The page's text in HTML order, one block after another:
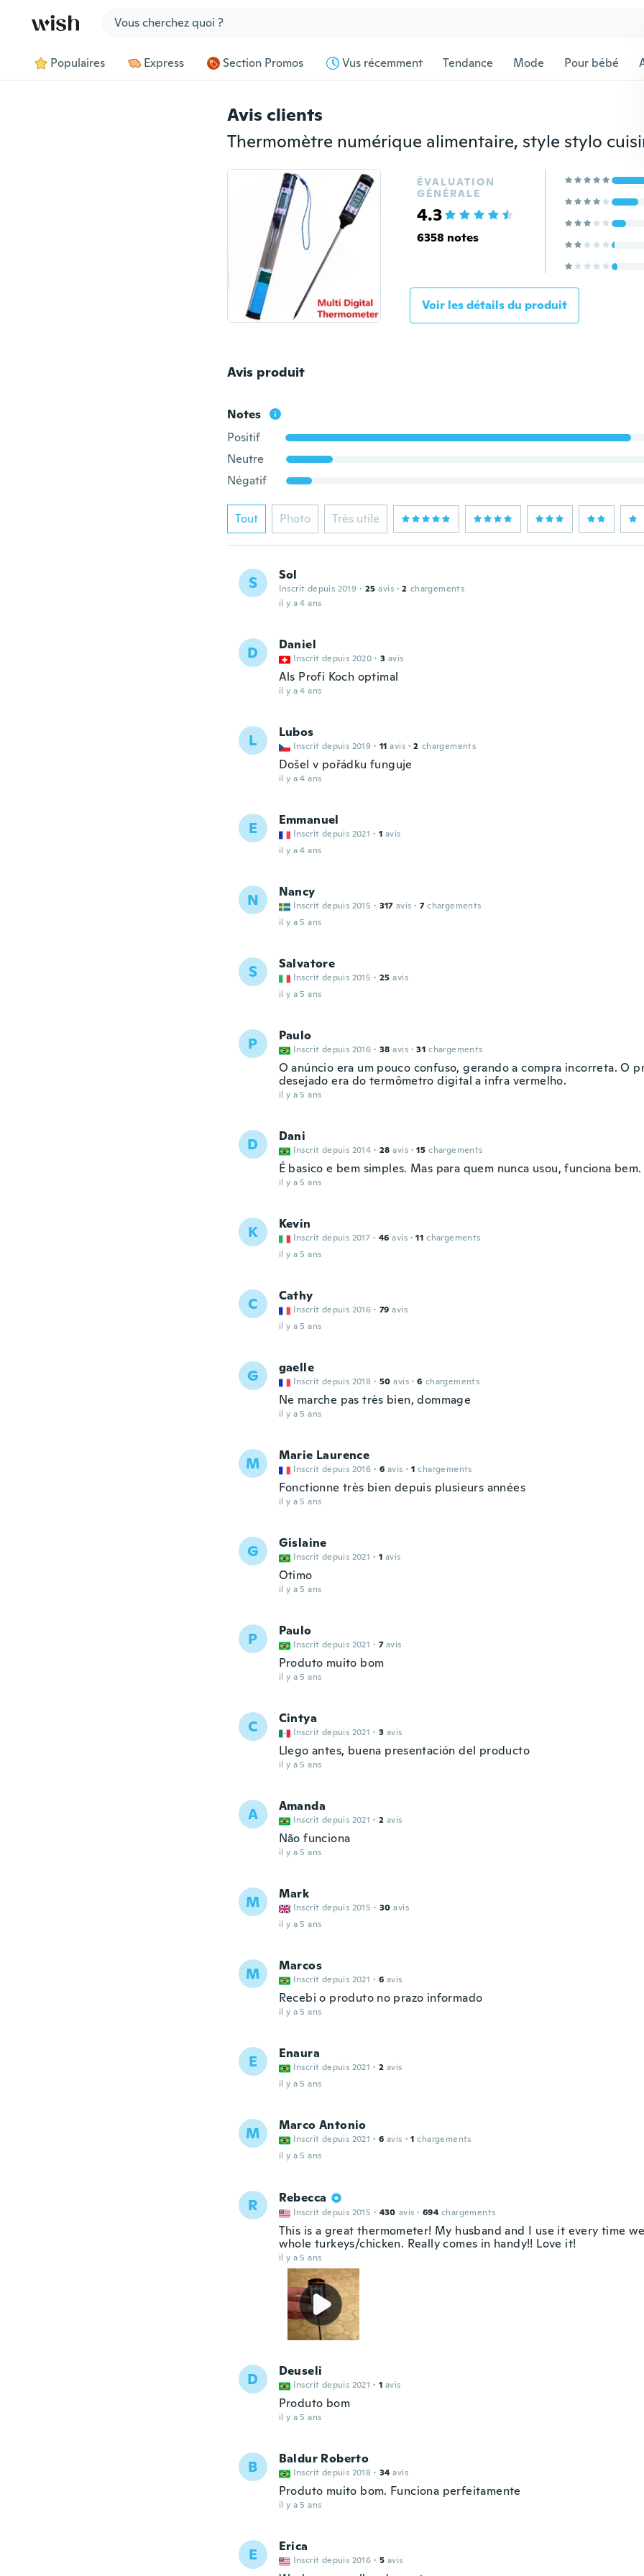
Populaires Express Section Promos Vus récemment Tendance Mode Pour bébé
Avis clients
ÉVALUATION
GÉNÉRALE
4.3
6358 notes
Voir les détails du produit
Avis produit
Notes
Positif
Neutre
Négatif
Tout Photo Très utile
S Sol
Inscrit depuis 2019 · 25 avis · 2 chargements
il y a 4 ans
D Daniel
Inscrit depuis 2020 · 3 avis
Als Profi Koch optimal
il y a 4 ans
L Lubos
Inscrit depuis 2019 · 11 avis · 2 chargements
Došel v pořádku funguje
il y a 4 ans
E Emmanuel
Inscrit depuis 2021 · 1 avis
il y a 4 ans
N Nancy
Inscrit depuis 2015 · 317 avis · 7 chargements
il y a 5 ans
S Salvatore
Inscrit depuis 2015 · 25 avis
il y a 5 ans
P Paulo
Inscrit depuis 2016 · 38 avis · 31 chargements
O anúncio era um pouco confuso, gerando a compra incorreta. O
desejado era do termômetro digital a infra vermelho.
il y a 5 ans
D Dani
Inscrit depuis 2014 · 28 avis · 15 chargements
É basico e bem simples. Mas para quem nunca usou, funciona bem.
il y a 5 ans
K Kevin
Inscrit depuis 2017 · 46 avis · 11 chargements
il y a 5 ans
C Cathy
Inscrit depuis 2016 · 79 avis
il y a 5 ans
G gaelle
Inscrit depuis 2018 · 50 avis · 6 chargements
Ne marche pas très bien, dommage
il y a 5 ans
M Marie Laurence
Inscrit depuis 2016 · 6 avis · 1 chargements
Fonctionne très bien depuis plusieurs années
il y a 5 ans
G Gislaine
Inscrit depuis 2021 · 1 avis
Otimo
il y a 5 ans
P Paulo
Inscrit depuis 2021 · 7 avis
Produto muito bom
il y a 5 ans
C Cintya
Inscrit depuis 2021 · 3 avis
Llego antes, buena presentación del producto
il y a 5 ans
A Amanda
Inscrit depuis 2021 · 2 avis
Não funciona
il y a 5 ans
M Mark
Inscrit depuis 2015 · 30 avis
il y a 5 ans
M Marcos
Inscrit depuis 2021 · 6 avis
Recebi o produto no prazo informado
il y a 5 ans
E Enaura
Inscrit depuis 2021 · 2 avis
il y a 5 ans
M Marco Antonio
Inscrit depuis 2021 · 6 avis · 1 chargements
il y a 5 ans
R Rebecca
Inscrit depuis 2015 · 430 avis · 694 chargements
This is a great thermometer! My husband and I use it every time
whole turkeys/chicken. Really comes in handy!! Love it!
il y a 5 ans
D Deuseli
Inscrit depuis 2021 · 1 avis
Produto bom
il y a 5 ans
B Baldur Roberto
Inscrit depuis 2018 · 34 avis
Produto muito bom. Funciona perfeitamente
il y a 5 ans
E Erica
Inscrit depuis 2016 · 5 avis